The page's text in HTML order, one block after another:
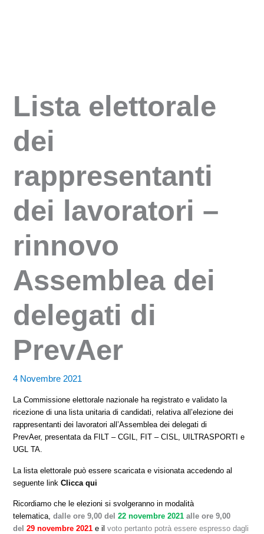
Lista elettorale
dei
rappresentanti
dei lavoratori –
rinnovo
Assemblea dei
delegati di
PrevAer
4 Novembre 2021
La Commissione elettorale nazionale ha registrato e validato la
ricezione di una lista unitaria di candidati, relativa all’elezionedei
rappresentanti dei lavoratori all’Assemblea dei delegati di
PrevAer,presentatada FILT – CGIL, FIT – CISL, UILTRASPORTI e
UGL TA.
La lista elettorale può essere scaricata e visionata accedendo al
seguente linkClicca qui
Ricordiamo che le elezioni si svolgeranno in modalità
telematica, dalle ore 9,00 del22 novembre 2021alle ore 9,00
del29 novembre 2021 e i voto pertanto potrà essere espresso dagli